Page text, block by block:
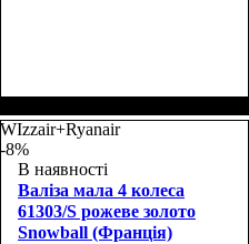
55х39х22
WIzzair+Ryanair
-8%
В наявності
Валіза мала 4 колеса
61303/S рожеве золото
Snowball (Франція)